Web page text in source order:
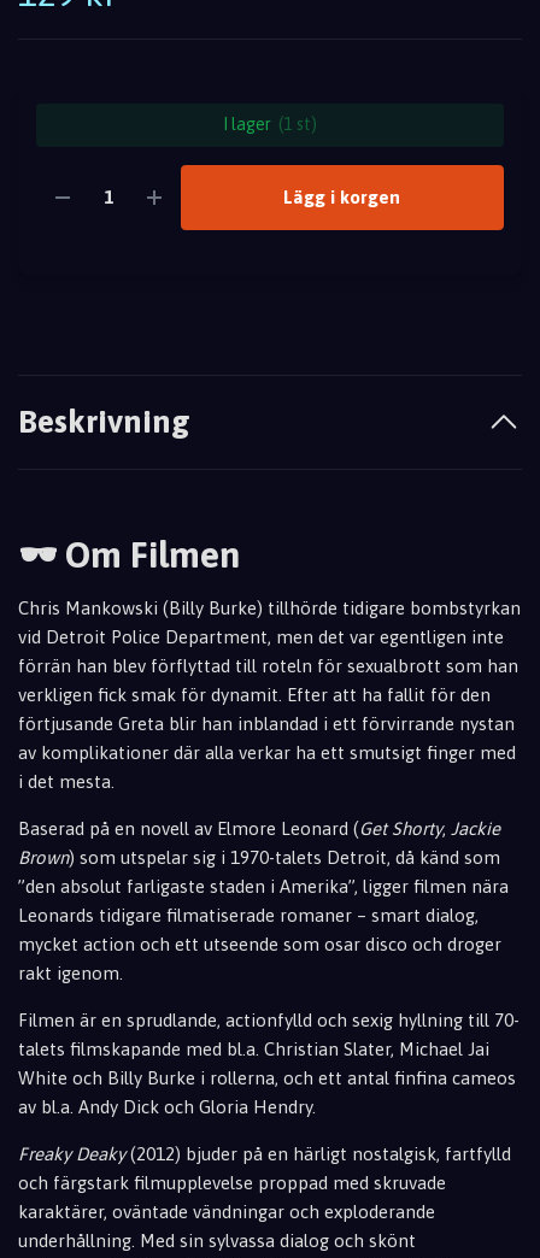
I lager (1 st)
Lägg i korgen
Beskrivning
🕶️ Om Filmen
Chris Mankowski (Billy Burke) tillhörde tidigare bombstyrkan
vid Detroit Police Department, men det var egentligen inte
förrän han blev förflyttad till roteln för sexualbrott som han
verkligen fick smak för dynamit. Efter att ha fallit för den
förtjusande Greta blir han inblandad i ett förvirrande nystan
av komplikationer där alla verkar ha ett smutsigt finger med
i det mesta.
Baserad på en novell av Elmore Leonard (Get Shorty, Jackie
Brown) som utspelar sig i 1970-talets Detroit, då känd som
”den absolut farligaste staden i Amerika”, ligger filmen nära
Leonards tidigare filmatiserade romaner – smart dialog,
mycket action och ett utseende som osar disco och droger
rakt igenom.
Filmen är en sprudlande, actionfylld och sexig hyllning till 70-
talets filmskapande med bl.a. Christian Slater, Michael Jai
White och Billy Burke i rollerna, och ett antal finfina cameos
av bl.a. Andy Dick och Gloria Hendry.
Freaky Deaky(2012) bjuder på en härligt nostalgisk, fartfylld
och färgstark filmupplevelse proppad med skruvade
karaktärer, oväntade vändningar och exploderande
underhållning. Med sin sylvassa dialog och skönt